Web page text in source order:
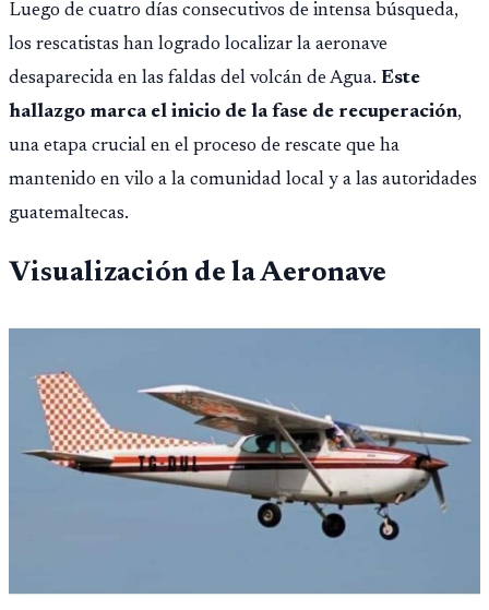
Luego de cuatro días consecutivos de intensa búsqueda,
los rescatistas han logrado localizar la aeronave
desaparecida en las faldas del volcán de Agua. Este
hallazgo marca el inicio de la fase de recuperación,
una etapa crucial en el proceso de rescate que ha
mantenido en vilo a la comunidad local y a las autoridades
guatemaltecas.
Visualización de la Aeronave